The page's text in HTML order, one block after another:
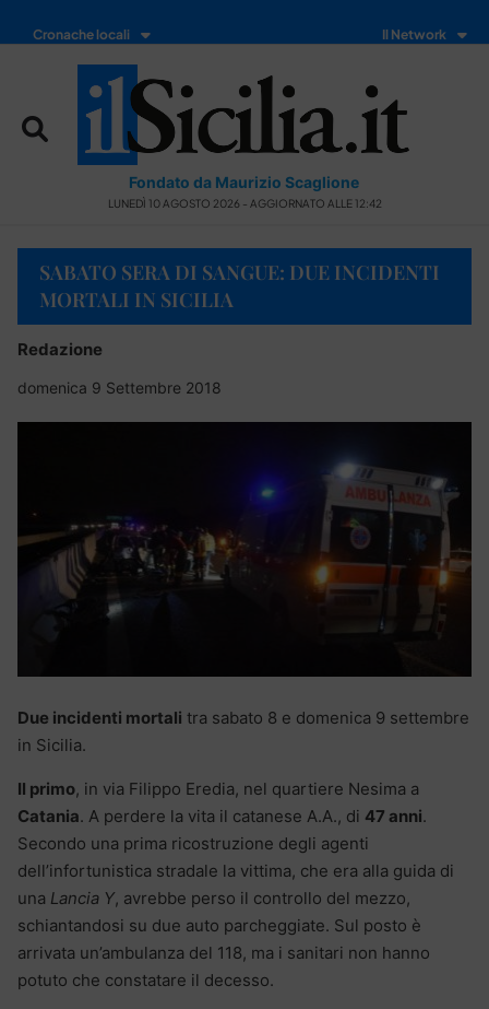
Cronache locali Il Network
Fondato da Maurizio Scaglione
LUNEDÌ 10 AGOSTO 2026 - AGGIORNATO ALLE 12:42
SABATO SERA DI SANGUE: DUE INCIDENTI
MORTALI IN SICILIA
Redazione
domenica 9 Settembre 2018
Due incidenti mortali tra sabato 8 e domenica 9 settembre
in Sicilia.
Il primo, in via Filippo Eredia, nel quartiere Nesima a
Catania. A perdere la vita il catanese A.A., di 47 anni.
Secondo una prima ricostruzione degli agenti
dell’infortunistica stradale la vittima, che era alla guida di
una Lancia Y, avrebbe perso il controllo del mezzo,
schiantandosi su due auto parcheggiate. Sul posto è
arrivata un’ambulanza del 118, ma i sanitari non hanno
potuto che constatare il decesso.